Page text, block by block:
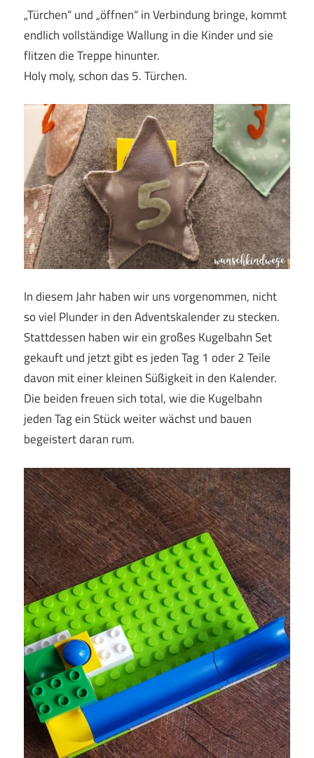
„Türchen“ und „öffnen“ in Verbindung bringe, kommt
endlich vollständige Wallung in die Kinder und sie
flitzen die Treppe hinunter.
Holy moly, schon das 5. Türchen.
In diesem Jahr haben wir uns vorgenommen, nicht
so viel Plunder in den Adventskalender zu stecken.
Stattdessen haben wir ein großes Kugelbahn Set
gekauft und jetzt gibt es jeden Tag 1 oder 2 Teile
davon mit einer kleinen Süßigkeit in den Kalender.
Die beiden freuen sich total, wie die Kugelbahn
jeden Tag ein Stück weiter wächst und bauen
begeistert daran rum.